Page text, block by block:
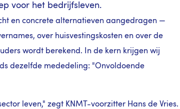
voor het bedrijfsleven.
en concrete alternatieven aangedragen —
over huisvestingskosten en over de
wordt berekend. In de kern krijgen wij
dezelfde mededeling: "Onvoldoende
leven," zegt KNMT-voorzitter Hans de Vries.